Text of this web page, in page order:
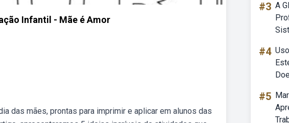
Infantil - Mãe é Amor
das mães, prontas para imprimir e aplicar em alunos das
#3 A
#4
#5